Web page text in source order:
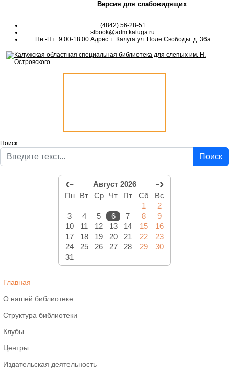
Версия для слабовидящих
(4842) 56-28-51
slbook@adm.kaluga.ru
Пн.-Пт.: 9.00-18.00 Адрес: г. Калуга ул. Поле Свободы. д. 36а
Поиск
Поиск
‹- Август 2026 -›
Пн Вт Ср Чт Пт Сб
Вс
1
2
3
4 5 6 7 8
9
10
11 12 13 14 15
16
17
18 19 20 21 22
23
24
25 26 27 28 29
30
31
Главная
О нашей библиотеке
Структура библиотеки
Клубы
Центры
Издательская деятельность